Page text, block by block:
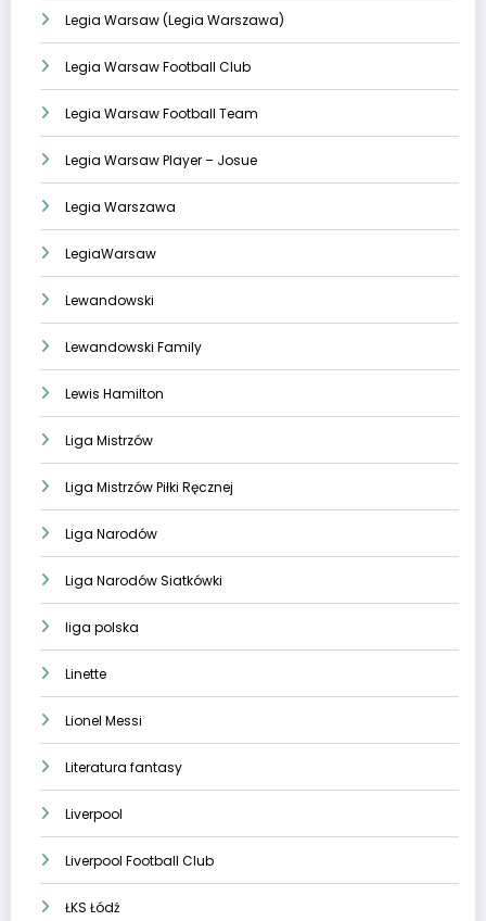
Legia Warsaw (Legia Warszawa)
Legia Warsaw Football Club
Legia Warsaw Football Team
Legia Warsaw Player – Josue
Legia Warszawa
LegiaWarsaw
Lewandowski
Lewandowski Family
Lewis Hamilton
Liga Mistrzów
Liga Mistrzów Piłki Ręcznej
Liga Narodów
Liga Narodów Siatkówki
liga polska
Linette
Lionel Messi
Literatura fantasy
Liverpool
Liverpool Football Club
ŁKS Łódź